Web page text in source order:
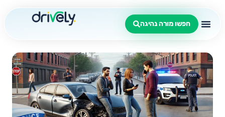
חפשו מורה נהיגה